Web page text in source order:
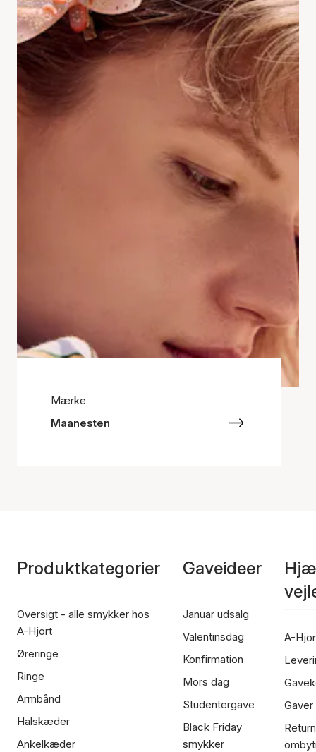
Mærke
Maanesten
Produktkategorier
Oversigt - alle smykker hos
A-Hjort
Øreringe
Ringe
Armbånd
Halskæder
Ankelkæder
Gaveideer
Januar udsalg
Valentinsdag
Konfirmation
Mors dag
Studentergave
Black Friday
smykker
A-